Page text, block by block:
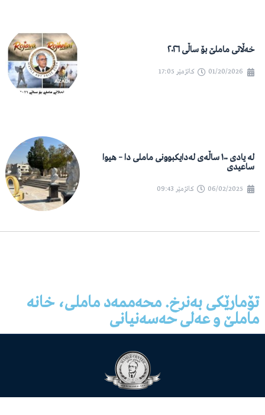
خەڵاتی ماملێ بۆ ساڵی ٢٠٢٦
01/20/2026 کاتژمێر 17:05
لە یادی ١٠٠ ساڵەی لەدایکبوونی ماملی دا – هیوا
ساعیدی
06/02/2025 کاتژمێر 09:43
تۆمارێکی بەنرخ. محەممەد ماملی، خانە
ماملێ و عەلی حەسەنیانی